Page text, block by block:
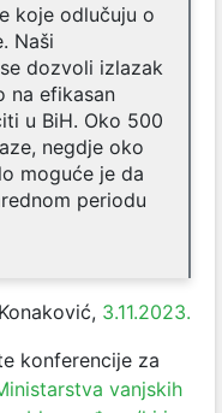
koje odlučuju o
Naši
dozvoli izlazak
na efikasan
u BiH. Oko 500
negdje oko
moguće je da
periodu
3.11.2023.
konferencije za
vanjskih